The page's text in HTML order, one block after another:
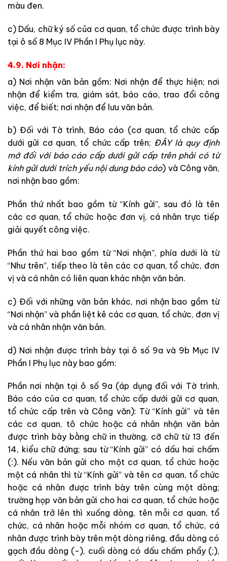
màu đen.
c) Dấu, chữ ký số của cơ quan, tổ chức được trình bày
tại ô số 8 Mục IV Phần I Phụ lục này.
4.9. Nơi nhận:
a) Nơi nhận văn bản gồm: Nơi nhận để thực hiện; nơi
nhận để kiểm tra, giám sát, báo cáo, trao đổi công
việc, để biết; nơi nhận để lưu văn bản.
b) Đối với Tờ trình, Báo cáo (cơ quan, tổ chức cấp
dưới gửi cơ quan, tổ chức cấp trên; ĐÂY là quy định
mớ đối với báo cáo cấp dưới gửi cấp trên phải có từ
kính gửi dưới trích yếu nội dung báo cáo) và Công văn,
nơi nhận bao gồm:
Phần thứ nhất bao gồm từ “Kính gửi”, sau đó là tên
các cơ quan, tổ chức hoặc đơn vị, cá nhân trực tiếp
giải quyết công việc.
Phần thứ hai bao gồm từ “Nơi nhận”, phía dưới là từ
“Như trên”, tiếp theo là tên các cơ quan, tổ chức, đơn
vị và cá nhân có liên quan khác nhận văn bản.
c) Đối với những văn bản khác, nơi nhận bao gồm từ
“Nơi nhận” và phần liệt kê các cơ quan, tổ chức, đơn vị
và cá nhân nhận văn bản.
d) Nơi nhận được trình bày tại ô số 9a và 9b Mục IV
Phần I Phụ lục này bao gồm:
Phần nơi nhận tại ô số 9a (áp dụng đối với Tờ trình,
Báo cáo của cơ quan, tổ chức cấp dưới gửi cơ quan,
tổ chức cấp trên và Công văn): Từ “Kính gửi” và tên
các cơ quan, tô chức hoặc cá nhân nhận văn bản
được trình bày bằng chữ in thường, cỡ chữ từ 13 đến
14, kiểu chữ đứng; sau từ “Kính gửi” có dấu hai chấm
(:). Nếu văn bản gửi cho một cơ quan, tổ chức hoặc
một cá nhân thì từ “Kính gửi” và tên cơ quan, tổ chức
hoặc cá nhân được trình bày trên cùng một dòng;
trường họp văn bản gửi cho hai cơ quan, tổ chức hoặc
cá nhân trở lên thì xuống dòng, tên mỗi cơ quan, tổ
chức, cá nhân hoặc mỗi nhóm cơ quan, tổ chức, cá
nhân được trình bày trên một dòng riêng, đầu dòng có
gạch đầu dòng (-), cuối dòng có dấu chấm phẩy (;),